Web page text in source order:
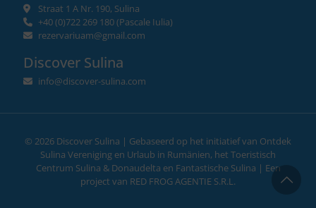
Straat 1 A Nr. 190, Sulina
+40 (0)722 269 180(Pascale Iulia)
rezervariuam@gmail.com
Discover Sulina
info@discover-sulina.com
© 2026 Discover Sulina | Gebaseerd op het initiatief van Ontdek
Sulina Vereniging en Urlaub in Rumänien, het Toeristisch
Centrum Sulina & Donaudelta en Fantastische Sulina | Een
project van RED FROG AGENTIE S.R.L.